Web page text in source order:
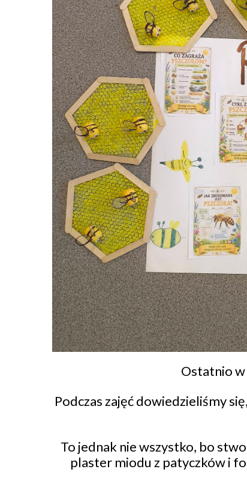
Ostatnio w
Podczas zajęć dowiedzieliśmy
​To jednak nie wszystko, bo
plaster miodu z patyczków i